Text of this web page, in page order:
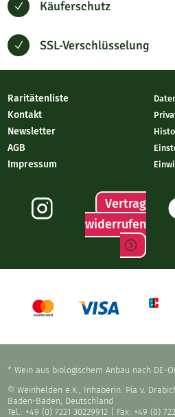
N Käuferschutz
N SSL-Verschlüsselung
Raritätenliste
Kontakt
Newsletter
AGB
Impressum
Vertrag
widerrufen
* Wein aus biologischem Anbau nach DE-
© Weinhelden e.K., Inhaberin: Pia v.
Baden-Baden, Deutschland
Tel.: +49 (0) 7221 30229912
| Fax: +49 (0)